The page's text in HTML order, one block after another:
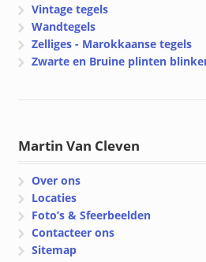
Vintage tegels
Wandtegels
Zelliges - Marokkaanse tegels
Zwarte en Bruine plinten
Martin Van Cleven
Over ons
Locaties
Foto’s & Sfeerbeelden
Contacteer ons
Sitemap